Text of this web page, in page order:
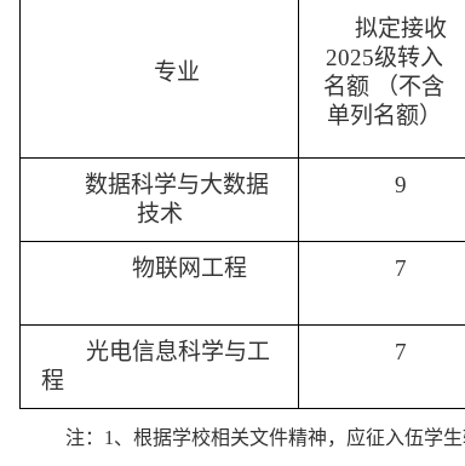
专业
拟定接收
2025级转入
名额 （不含
单列名额）
数据科学与大数据
技术
9
物联网工程 7
光电信息科学与工
程
7
注： 1、 根据学校相关文件精神， 应征入伍学生